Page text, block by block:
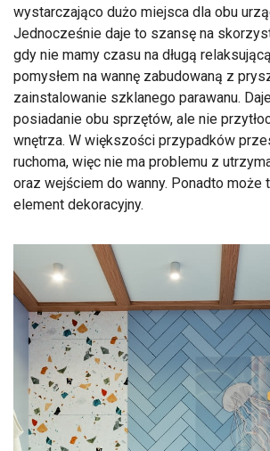
wystarczająco dużo miejsca dla obu
Jednocześnie daje to szansę na
gdy nie mamy czasu na długą
pomysłem na wannę zabudowaną z
zainstalowanie szklanego parawanu.
posiadanie obu sprzętów, ale nie
wnętrza. W większości przypadków
ruchoma, więc nie ma problemu z
oraz wejściem do wanny. Ponadto może
element dekoracyjny.